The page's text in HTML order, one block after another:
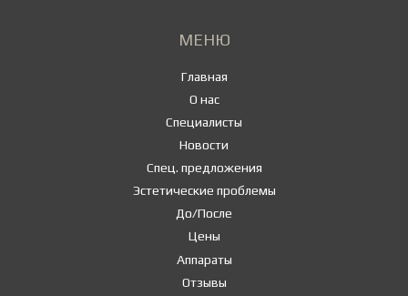
МЕНЮ
Главная
О нас
Специалисты
Новости
Спец. предложения
Эстетические проблемы
До/После
Цены
Аппараты
Отзывы